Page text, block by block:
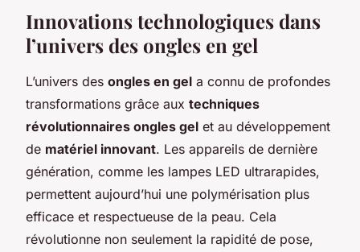
Innovations technologiques dans
l’univers des ongles en gel
L’univers des ongles en gel a connu de profondes
transformations grâce aux techniques
révolutionnaires ongles gel et au développement
de matériel innovant. Les appareils de dernière
génération, comme les lampes LED ultrarapides,
permettent aujourd’hui une polymérisation plus
efficace et respectueuse de la peau. Cela
révolutionne non seulement la rapidité de pose,